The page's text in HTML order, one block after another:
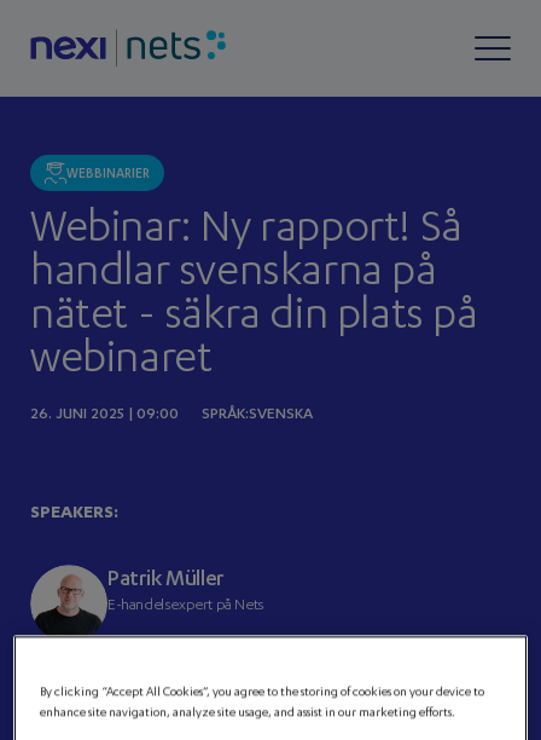
WEBBINARIER
Webinar: Ny rapport! Så
handlar svenskarna på
nätet - säkra din plats på
webinaret
26. JUNI 2025 | 09:00 SPRÅK:SVENSKA
SPEAKERS:
Patrik Müller
E-handelsexpert på Nets
By clicking “Accept All Cookies”, you agree to the storing of cookies on your device to
enhance site navigation, analyze site usage, and assist in our marketing efforts.